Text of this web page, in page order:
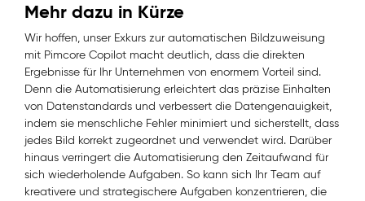
Mehr dazu in Kürze
Wir hoffen, unser Exkurs zur automatischen Bildzuweisung
mit Pimcore Copilot macht deutlich, dass die direkten
Ergebnisse für Ihr Unternehmen von enormem Vorteil sind.
Denn die Automatisierung erleichtert das präzise Einhalten
von Datenstandards und verbessert die Datengenauigkeit,
indem sie menschliche Fehler minimiert und sicherstellt, dass
jedes Bild korrekt zugeordnet und verwendet wird. Darüber
hinaus verringert die Automatisierung den Zeitaufwand für
sich wiederholende Aufgaben. So kann sich Ihr Team auf
kreativere und strategischere Aufgaben konzentrieren, die